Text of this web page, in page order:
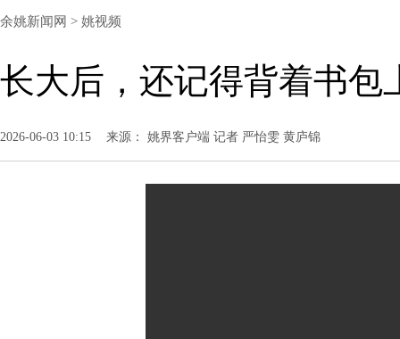
余姚新闻网 > 姚视频
长大后，还记得背着书包
2026-06-03 10:15 来源： 姚界客户端 记者 严怡雯 黄庐锦